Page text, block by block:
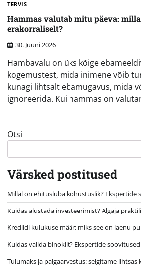
TERVIS
Hammas valutab mitu päeva:
erakorraliselt?
30. Juuni 2026
Hambavalu on üks kõige
kogemustest, mida inimene võib
kunagi lihtsalt ebamugavus, mida
ignoreerida. Kui hammas on
Otsi
Värsked postitused
Millal on ehitusluba kohustuslik? Ekspertide
Kuidas alustada investeerimist? Algaja
Krediidi kulukuse määr: miks see on laenu
Kuidas valida binoklit? Ekspertide
Tulumaks ja palgaarvestus: selgitame lihtsas